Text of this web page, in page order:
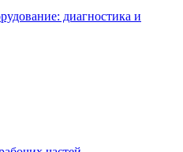
диагностика и